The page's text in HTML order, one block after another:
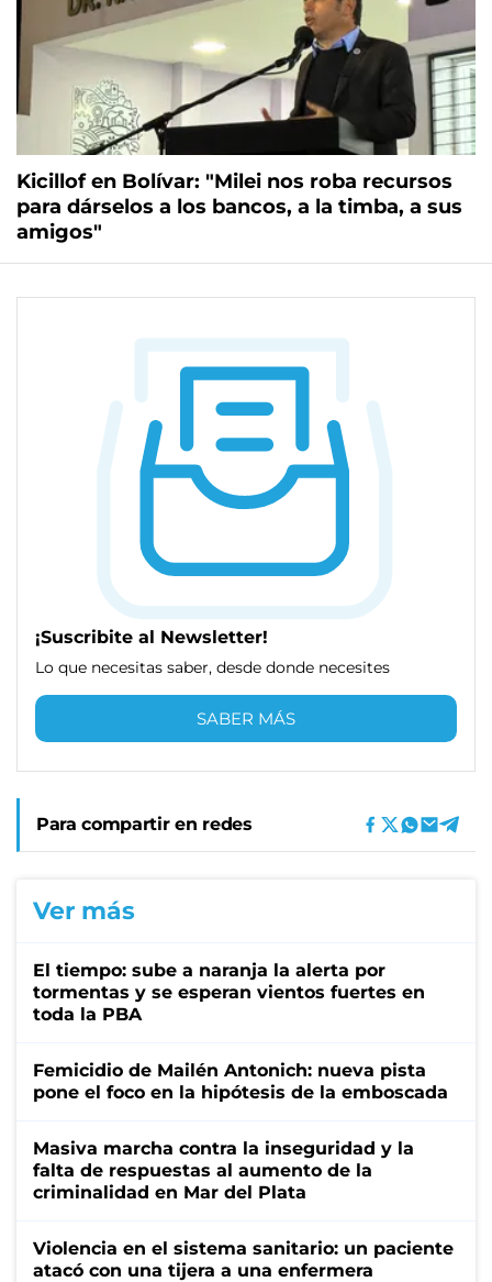
Kicillof en Bolívar: "Milei nos roba recursos
para dárselos a los bancos, a la timba, a sus
amigos"
¡Suscribite al Newsletter!
Lo que necesitas saber, desde donde necesites
SABER MÁS
Para compartir en redes
Ver más
El tiempo: sube a naranja la alerta por
tormentas y se esperan vientos fuertes en
toda la PBA
Femicidio de Mailén Antonich: nueva pista
pone el foco en la hipótesis de la emboscada
Masiva marcha contra la inseguridad y la
falta de respuestas al aumento de la
criminalidad en Mar del Plata
Violencia en el sistema sanitario: un paciente
atacó con una tijera a una enfermera